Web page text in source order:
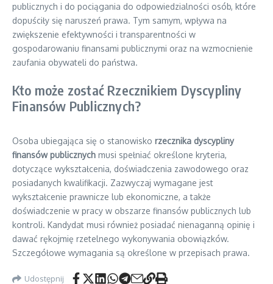
publicznych i do pociągania do odpowiedzialności osób, które
dopuściły się naruszeń prawa. Tym samym, wpływa na
zwiększenie efektywności i transparentności w
gospodarowaniu finansami publicznymi oraz na wzmocnienie
zaufania obywateli do państwa.
Kto może zostać Rzecznikiem Dyscypliny
Finansów Publicznych?
Osoba ubiegająca się o stanowisko rzecznika dyscypliny
finansów publicznych musi spełniać określone kryteria,
dotyczące wykształcenia, doświadczenia zawodowego oraz
posiadanych kwalifikacji. Zazwyczaj wymagane jest
wykształcenie prawnicze lub ekonomiczne, a także
doświadczenie w pracy w obszarze finansów publicznych lub
kontroli. Kandydat musi również posiadać nienaganną opinię i
dawać rękojmię rzetelnego wykonywania obowiązków.
Szczegółowe wymagania są określone w przepisach prawa.
Udostępnij